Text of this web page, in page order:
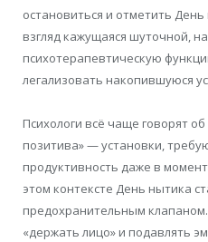
остановиться и отметить
взгляд кажущаяся шуточной,
психотерапевтическую
легализовать накопившуюся
Психологи всё чаще говорят
позитива» — установки,
продуктивность даже в
этом контексте День нытика
предохранительным
«держать лицо» и подавлять